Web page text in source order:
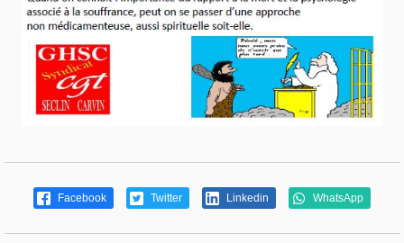
Facebook Twitter Linkedin WhatsApp